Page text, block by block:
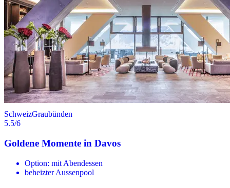
SchweizGraubünden
5.5/6
Goldene Momente in Davos
Option: mit Abendessen
beheizter Aussenpool